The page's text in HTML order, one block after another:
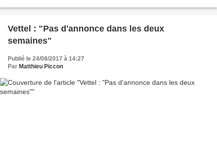
Vettel : "Pas d'annonce dans les deux
semaines"
Publié le 24/08/2017 à 14:27
Par Matthieu Piccon